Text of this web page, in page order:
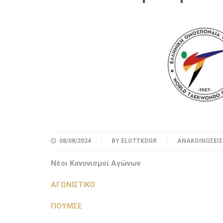
08/08/2024 BY ELOTTKDGR ΑΝΑΚΟΙΝΏΣΕΙΣ
Νέοι Κανονισμοί Αγώνων
ΑΓΩΝΙΣΤΙΚΟ
ΠΟΥΜΣΕ